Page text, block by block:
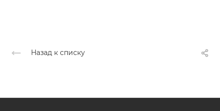
Назад к списку